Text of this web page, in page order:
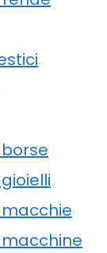
macchie
macchine